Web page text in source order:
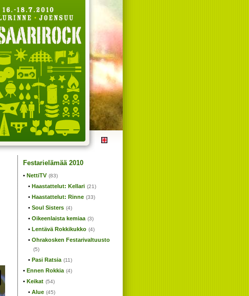
Festarielämää 2010
NettiTV (83)
Haastattelut: Kellari (21)
Haastattelut: Rinne (33)
Soul Sisters (4)
Oikeenlaista kemiaa (3)
Lentävä Rokkikukko (4)
Ohrakosken Festarivaltuusto
(5)
Pasi Ratsia (11)
Ennen Rokkia (4)
Keikat (54)
Alue (45)